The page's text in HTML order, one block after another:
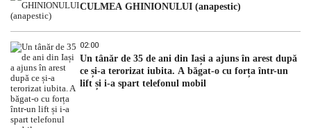
CULMEA GHINIONULUI (anapestic)
02:00
Un tânăr de 35 de ani din Iași a ajuns în arest după
ce și-a terorizat iubita. A băgat-o cu forța într-un
lift și i-a spart telefonul mobil